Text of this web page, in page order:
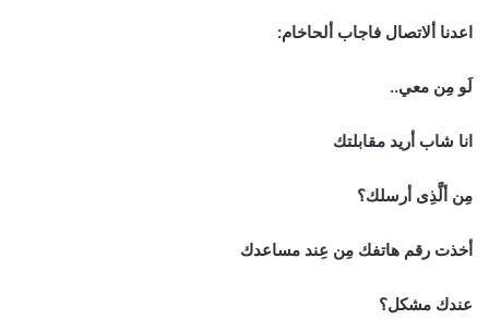
اعدنا ألاتصال فاجاب ألحاخام:
لَو مِن معي..
انا شاب أريد مقابلتك
مِن ألَّذِى أرسلك؟
أخذت رقم هاتفك مِن عِند مساعدك
عندك مشكل؟